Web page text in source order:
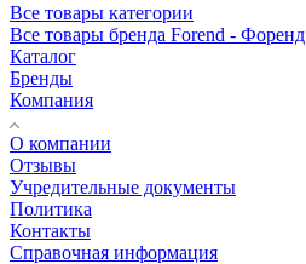
Все товары категории
Все товары бренда Forend - Форенд
Каталог
Бренды
Компания
О компании
Отзывы
Учредительные документы
Политика
Контакты
Справочная информация